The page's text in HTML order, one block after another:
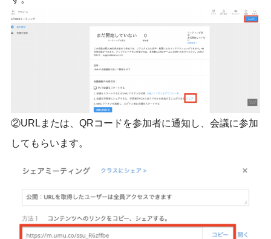
②URLまたは、QRコードを参加者に通知し、会議に参加
してもらいます。